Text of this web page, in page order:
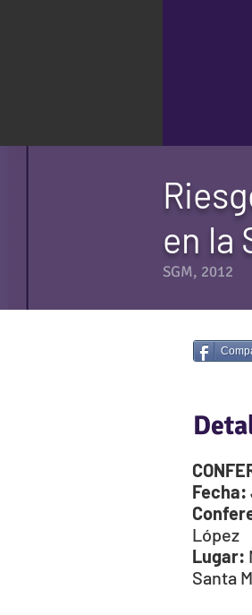
en la
SGM, 2012
Fecha:
López
Lugar:
Santa